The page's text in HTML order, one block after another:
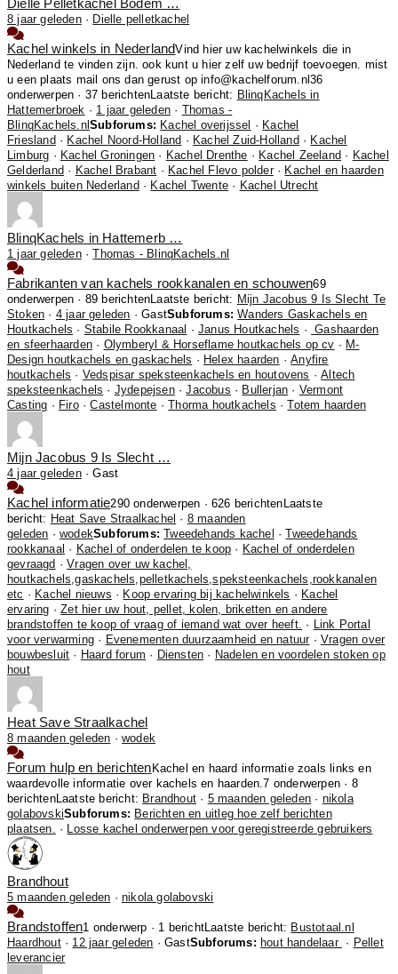
8 jaar geleden· Dielle pelletkachel
Kachel winkels in NederlandVind hier uw kachelwinkels die in
Nederland te vinden zijn. ook kunt u hier zelf uw bedrijf toevoegen. mist
u een plaats mail ons dan gerust op info@kachelforum.nl36
onderwerpen · 37 berichten Laatste bericht: BlinqKachels in
Hattemerbroek · 1 jaar geleden · Thomas -
BlinqKachels.nl Subforums: Kachel overijssel · Kachel
Friesland · Kachel Noord-Holland · Kachel Zuid-Holland · Kachel
Limburg · Kachel Groningen · Kachel Drenthe · Kachel Zeeland · Kachel
Gelderland · Kachel Brabant · Kachel Flevo polder· Kachel en haarden
winkels buiten Nederland · Kachel Twente · Kachel Utrecht
BlinqKachels in Hattemerb …
1 jaar geleden·Thomas - BlinqKachels.nl
Fabrikanten van kachels rookkanalen en schouwen69
onderwerpen · 89 berichten Laatste bericht: Mijn Jacobus 9 Is Slecht Te
Stoken · 4 jaar geleden · GastSubforums: Wanders Gaskachels en
Houtkachels · Stabile Rookkanaal ·Janus Houtkachels ·
Gashaarden
en sfeerhaarden · Olymberyl & Horseflame houtkachels op cv · M-
Design houtkachels en gaskachels · Helex haarden ·Anyfire
houtkachels · Vedspisar speksteenkachels en houtovens ·Altech
speksteenkachels · Jydepejsen·Jacobus · Bullerjan · Vermont
Casting · Firo·Castelmonte ·Thorma houtkachels ·Totem haarden
Mijn Jacobus 9 Is Slecht …
4 jaar geleden·Gast
Kachel informatie290 onderwerpen · 626 berichten Laatste
bericht: Heat Save Straalkachel · 8 maanden
geleden ·wodekSubforums: Tweedehands kachel ·Tweedehands
rookkanaal · Kachel of onderdelen te koop · Kachel of onderdelen
gevraagd ·Vragen over uw kachel,
houtkachels,gaskachels,pelletkachels,speksteenkachels,rookkanalen
etc · Kachel nieuws · Koop ervaring bij kachelwinkels · Kachel
ervaring ·Zet hier uw hout, pellet, kolen, briketten en andere
brandstoffen te koop of vraag of iemand wat over heeft.
·
Link Portal
voor verwarming · Evenementen duurzaamheid en natuur·Vragen over
bouwbesluit · Haard forum · Diensten · Nadelen en voordelen stoken op
hout
Heat Save Straalkachel
8 maanden geleden ·wodek
Forum hulp en berichten Kachel en haard informatie zoals links en
waardevolle informatie over kachels en haarden.7 onderwerpen · 8
berichtenLaatste bericht: Brandhout · 5 maanden geleden · nikola
golabovskiSubforums: Berichten en uitleg hoe zelf berichten
plaatsen.
· Losse kachel onderwerpen voor geregistreerde gebruikers
Brandhout
5 maanden geleden ·nikola golabovski
Brandstoffen1 onderwerp · 1 bericht Laatste bericht: Bustotaal.nl
Haardhout· 12 jaar geleden · GastSubforums: hout handelaar · Pellet
leverancier